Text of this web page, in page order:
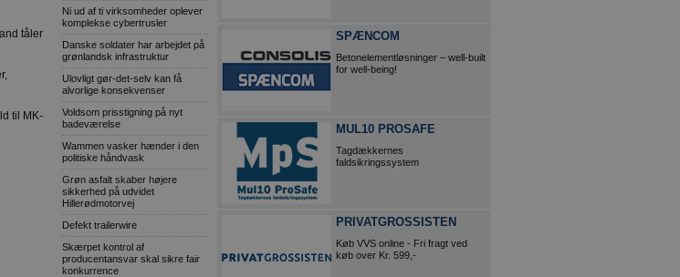
tåler
til MK-
Ni ud af ti virksomheder oplever
komplekse cybertrusler
Danske soldater har arbejdet på
grønlandsk infrastruktur
Ulovligt gør-det-selv kan få
alvorlige konsekvenser
Voldsom prisstigning på nyt
badeværelse
Wammen vasker hænder i den
politiske håndvask
Grøn asfalt skaber højere
sikkerhed på udvidet
Hillerødmotorvej
Defekt trailerwire
Skærpet kontrol af
producentansvar skal sikre fair
konkurrence
SPÆNCOM
Betonelementløsninger – well-built
for well-being!
MUL10 PROSAFE
Tagdækkernes
faldsikringssystem
PRIVATGROSSISTEN
Køb VVS online - Fri fragt ved
køb over Kr. 599,-